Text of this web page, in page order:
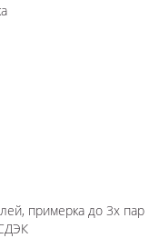
примерка до 3х пар